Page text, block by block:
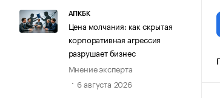
АПКБК
Цена молчания: как скрытая
корпоративная агрессия
разрушает бизнес
Мнение эксперта
6 августа 2026